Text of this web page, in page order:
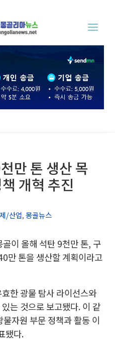
만 톤 생산 목
개혁 추진
/산업,몽골뉴스
이 올해 석탄 9천만 톤, 구
만 톤을 생산할 계획이라고
한 광물 탐사 라이선스와
는 것으로 보고됐다. 이 같
자원 부문 정책과 활동 이
됐다.